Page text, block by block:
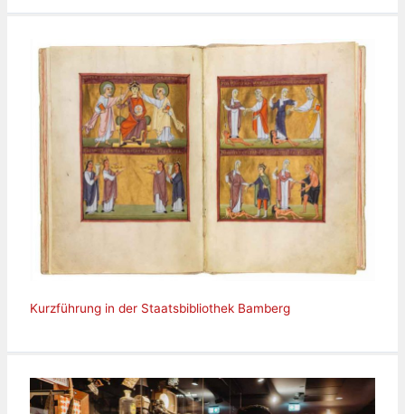
Kurzführung in der Staatsbibliothek Bamberg